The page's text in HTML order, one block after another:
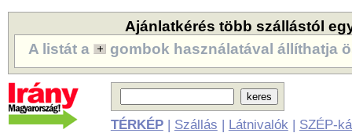
Ajánlatkérés több szállástól
A listát a
gombok használatával állíthatja
TÉRKÉP| Szállás | Látnivalók | SZÉP-